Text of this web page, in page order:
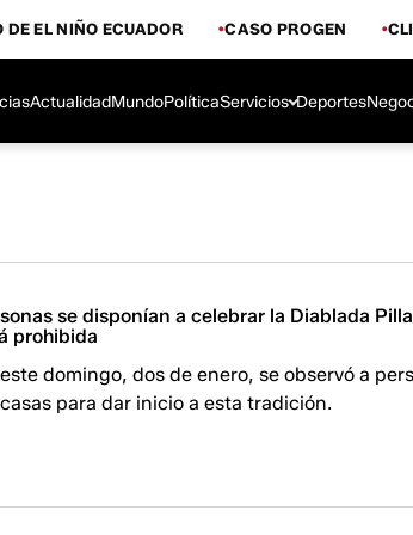
DE EL NIÑO ECUADOR CASO PROGEN
ActualidadMundoPolíticaServicios Deportes
se disponían a celebrar la Diablada
prohibida
domingo, dos de enero, se observó a
para dar inicio a esta tradición.